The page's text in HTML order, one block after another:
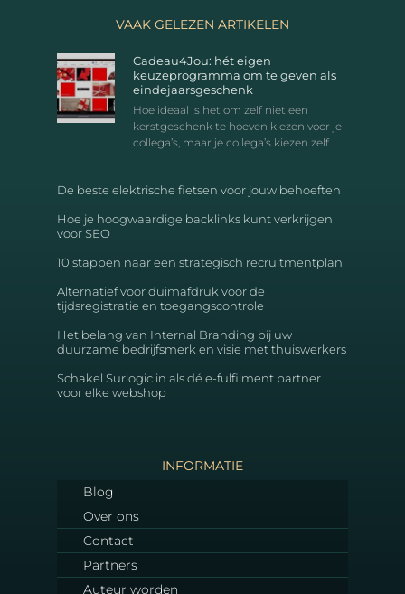
VAAK GELEZEN ARTIKELEN
Cadeau4Jou: hét eigen
keuzeprogramma om te geven als
eindejaarsgeschenk
Hoe ideaal is het om zelf niet een
kerstgeschenk te hoeven kiezen voor je
collega’s, maar je collega’s kiezen zelf
De beste elektrische fietsen voor jouw behoeften
Hoe je hoogwaardige backlinks kunt verkrijgen
voor SEO
10 stappen naar een strategisch recruitmentplan
Alternatief voor duimafdruk voor de
tijdsregistratie en toegangscontrole
Het belang van Internal Branding bij uw
duurzame bedrijfsmerk en visie met thuiswerkers
Schakel Surlogic in als dé e-fulfilment partner
voor elke webshop
INFORMATIE
Blog
Over ons
Contact
Partners
Auteur worden